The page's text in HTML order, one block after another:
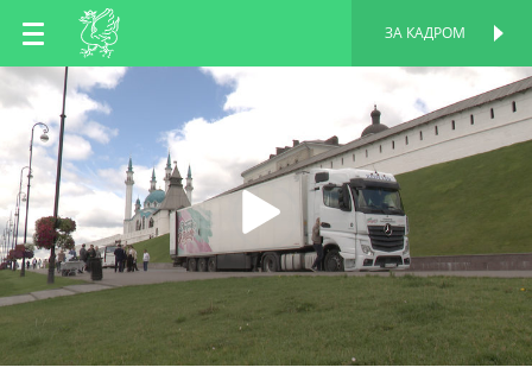
RU
TT
ЗА КАДРОМ
ПЕРСОНАЛЬНАЯ
СТРАНИЦА